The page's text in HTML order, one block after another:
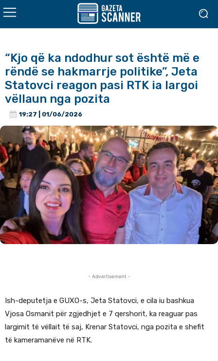
“Kjo që ka ndodhur sot është më e
rëndë se hakmarrje politike”, Jeta
Statovci reagon pasi RTK ia largoi
vëllaun nga pozita
19:27 | 01/06/2026
- Advertisement -
Ish-deputetja e GUXO-s, Jeta Statovci, e cila iu bashkua
Vjosa Osmanit për zgjedhjet e 7 qershorit, ka reaguar pas
largimit të vëllait të saj, Krenar Statovci, nga pozita e shefit
të kameramanëve në RTK.